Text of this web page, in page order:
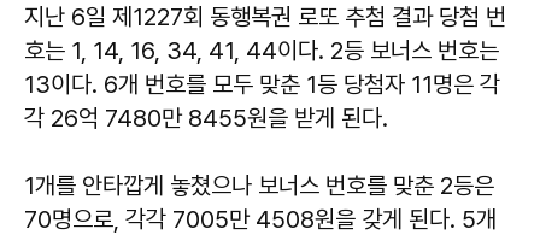
지난 6일 제1227회 동행복권 로또 추첨 결과 당첨 번
호는 1, 14, 16, 34, 41, 44이다. 2등 보너스 번호는
13이다. 6개 번호를 모두 맞춘 1등 당첨자 11명은 각
각 26억 7480만 8455원을 받게 된다.
1개를 안타깝게 놓쳤으나 보너스 번호를 맞춘 2등은
70명으로, 각각 7005만 4508원을 갖게 된다. 5개